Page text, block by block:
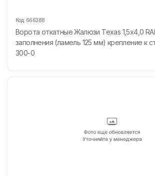
Код: 666388
Ворота откатные Жалюзи Texas 1,5х4,0
заполнения (ламель 125 мм) крепление к
300-0